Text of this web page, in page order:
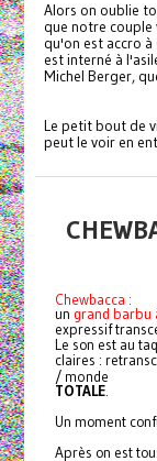
Alors on oublie
que notre couple
qu'on est accro
est interné à
Michel Berger,
Le petit bout de
peut le voir en
Chewbacca :
un grand barbu
expressif
Le son est au
claires :
/ monde
TOTALE.
Un moment
Après on est